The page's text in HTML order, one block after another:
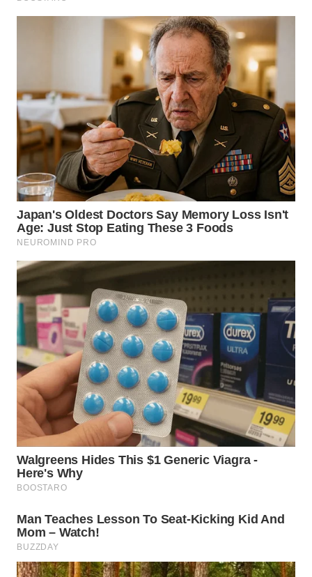
KEPULAUAN
SERIBU
WN
BINJAI
CIREBON
WN
INDRAMAYU
WN
KUNINGAN
WN
MAJALENGKA
WN
SUBANG
WN
SUKABUMI
WN
PURWAKARTA
WN
PRIANGAN
TIMUR